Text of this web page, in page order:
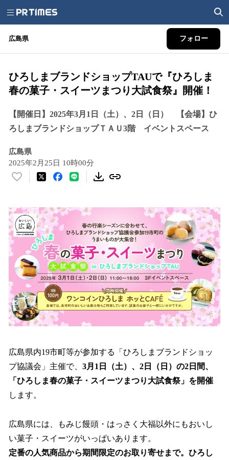
広島県 フォロー
ひろしまブランドショップTAUで『ひろしま
春の菓子・スイーツまつり大試食祭』開催！
【開催日】2025年3月1日（土）、2日（日） 【会場】ひ
ろしまブランドショップＴＡＵ3階 イベントスペース
広島県
2025年2月25日 10時00分
い
！
数
を
み
込
み
で
す
広島県内19市町等が参加する「ひろしまブランドショッ
プ協議会」主催で、 3月1日（土）、2日（日）の2日間、
「ひろしま春の菓子・スイーツまつり大試食祭」を開催
します。
広島県には、もみじ饅頭・はっさく大福以外にもおいし
い菓子・スイーツがいっぱいあります。
定番の人気商品から期間限定のお取り寄せまで。ひろし